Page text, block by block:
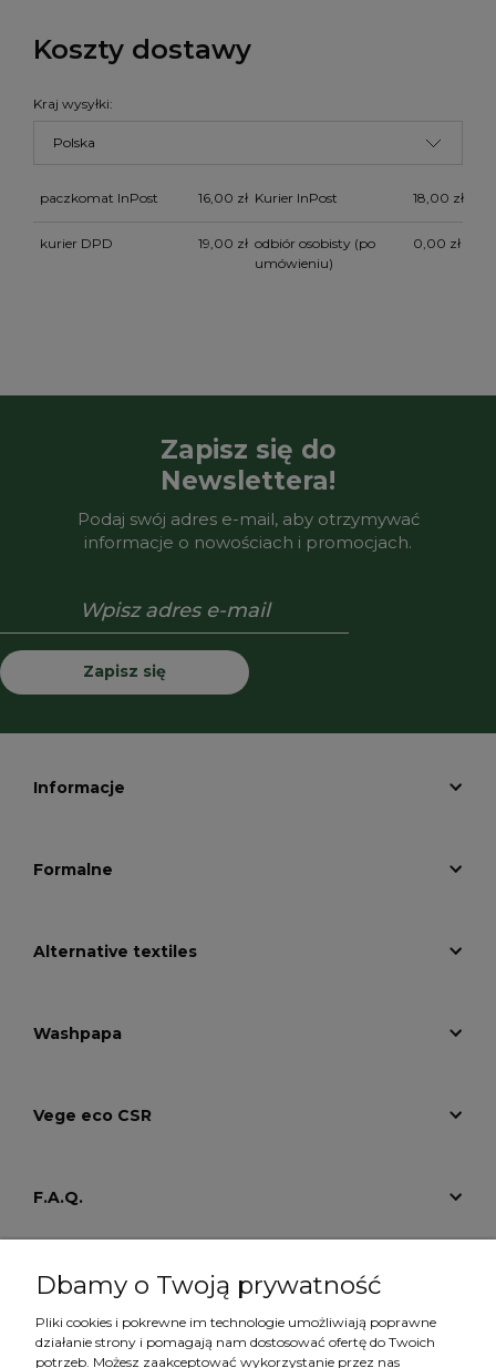
Koszty dostawy
Kraj wysyłki:
paczkomat InPost 16,00 zł Kurier InPost 18,00 zł
kurier DPD 19,00 zł odbiór osobisty (po
umówieniu)
0,00 zł
Zapisz się do
Newslettera!
Podaj swój adres e-mail, aby otrzymywać
informacje o nowościach i promocjach.
Zapisz się
Informacje
Formalne
Alternative textiles
Washpapa
Vege eco CSR
F.A.Q.
Tutoriale
Konto
Dbamy o Twoją prywatność
Pliki cookies i pokrewne im technologie umożliwiają poprawne
działanie strony i pomagają nam dostosować ofertę do Twoich
potrzeb. Możesz zaakceptować wykorzystanie przez nas